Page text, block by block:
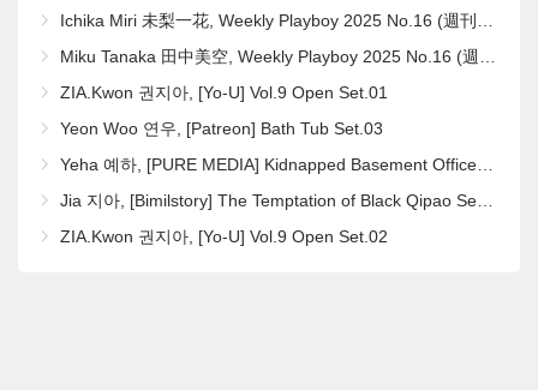
Ichika Miri 未梨一花, Weekly Playboy 2025 No.16 (週刊プレイボーイ 2025年16号)
Miku Tanaka 田中美空, Weekly Playboy 2025 No.16 (週刊プレイボーイ 2025年16号)
ZIA.Kwon 권지아, [Yo-U] Vol.9 Open Set.01
Yeon Woo 연우, [Patreon] Bath Tub Set.03
Yeha 예하, [PURE MEDIA] Kidnapped Basement Office Girl Set.02
Jia 지아, [Bimilstory] The Temptation of Black Qipao Set.02
ZIA.Kwon 권지아, [Yo-U] Vol.9 Open Set.02